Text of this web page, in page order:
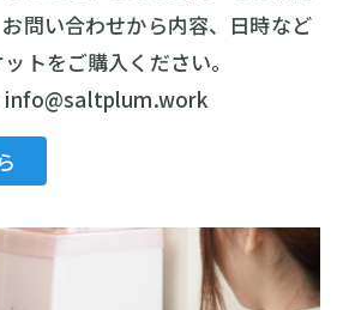
問い合わせから内容、日時など
トをご購入ください。
info@saltplum.work